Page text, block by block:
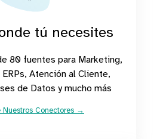
tú necesites
80 fuentes para Marketing,
Atención al Cliente,
de Datos y mucho más
Nuestros Conectores →